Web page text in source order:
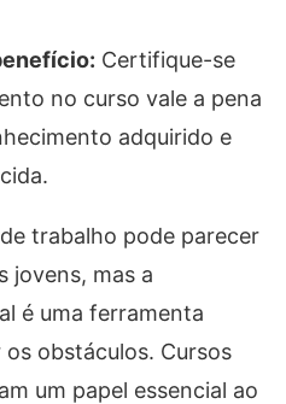
Certifique-se
no curso vale a pena
adquirido e
trabalho pode parecer
jovens, mas a
é uma ferramenta
obstáculos. Cursos
um papel essencial ao